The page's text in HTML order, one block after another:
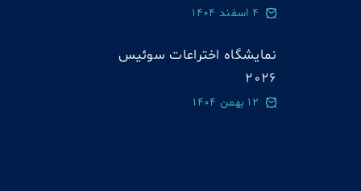
4 اسفند 1404
نمایشگاه اختراعات سوئيس
2026
12 بهمن 1404